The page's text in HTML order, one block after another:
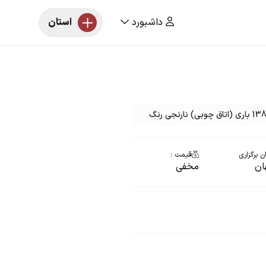
داشبورد استان
برگزاری قیمت :
مخفی